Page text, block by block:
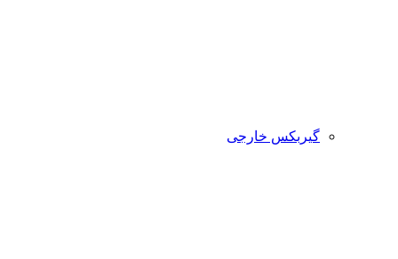
گیربکس خارجی